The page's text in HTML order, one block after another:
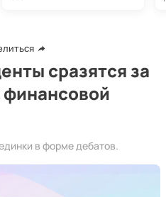
сразятся за
в форме дебатов.